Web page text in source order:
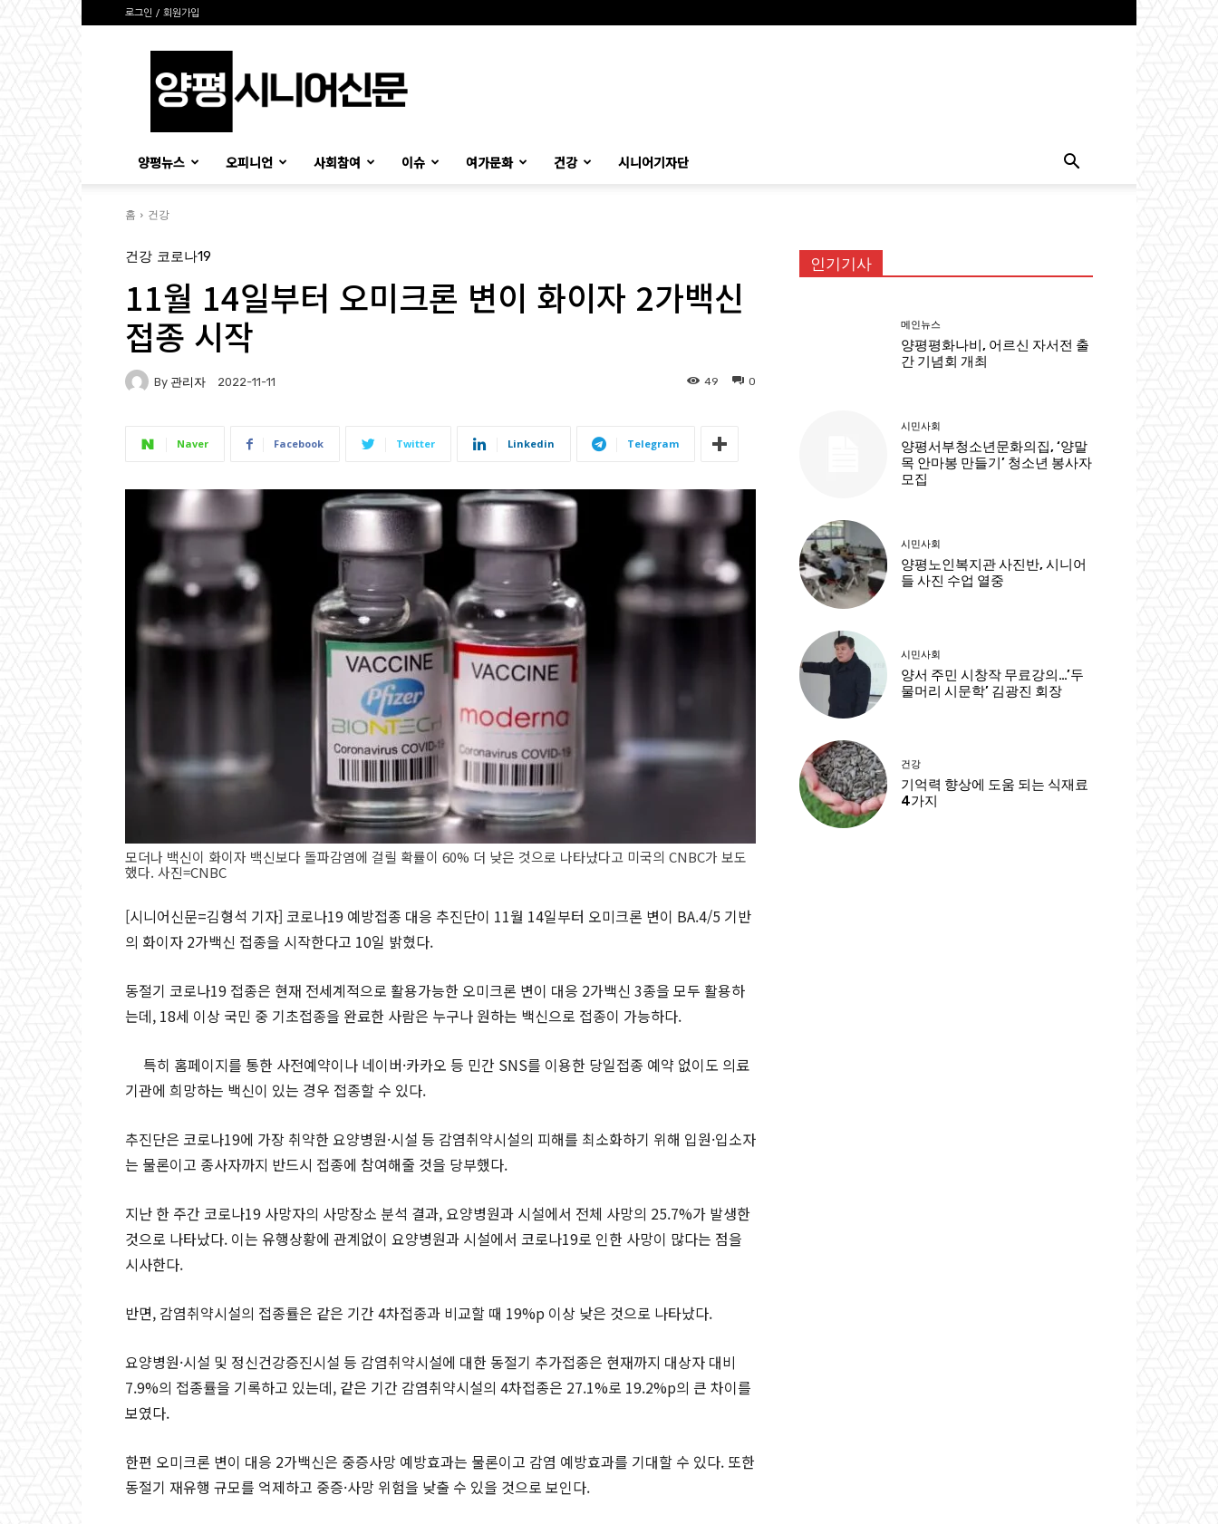
로그인 / 회원가입
시
양평뉴스 오피니언 사회참여 이슈 여가문화 건강 시니어기자단
홈 건강
건강 코로나19
11월 14일부터 오미크론 변이 화이자 2가백신
접종 시작
By 관리자 2022-11-11 0
49
Naver Facebook Twitter Linkedin Telegram
모더나 백신이 화이자 백신보다 돌파감염에 걸릴 확률이 60% 더 낮은 것으로 나타났다고 미국의 CNBC가 보도
했다. 사진=CNBC
[시니어신문=김형석 기자] 코로나19 예방접종 대응 추진단이 11월 14일부터 오미크론 변이 BA.4/5 기반
의 화이자 2가백신 접종을 시작한다고 10일 밝혔다.
동절기 코로나19 접종은 현재 전세계적으로 활용가능한 오미크론 변이 대응 2가백신 3종을 모두 활용하
는데, 18세 이상 국민 중 기초접종을 완료한 사람은 누구나 원하는 백신으로 접종이 가능하다.
특히 홈페이지를 통한 사전예약이나 네이버·카카오 등 민간 SNS를 이용한 당일접종 예약 없이도 의료
기관에 희망하는 백신이 있는 경우 접종할 수 있다.
추진단은 코로나19에 가장 취약한 요양병원·시설 등 감염취약시설의 피해를 최소화하기 위해 입원·입소자
는 물론이고 종사자까지 반드시 접종에 참여해줄 것을 당부했다.
지난 한 주간 코로나19 사망자의 사망장소 분석 결과, 요양병원과 시설에서 전체 사망의 25.7%가 발생한
것으로 나타났다. 이는 유행상황에 관계없이 요양병원과 시설에서 코로나19로 인한 사망이 많다는 점을
시사한다.
반면, 감염취약시설의 접종률은 같은 기간 4차접종과 비교할 때 19%p 이상 낮은 것으로 나타났다.
요양병원·시설 및 정신건강증진시설 등 감염취약시설에 대한 동절기 추가접종은 현재까지 대상자 대비
7.9%의 접종률을 기록하고 있는데, 같은 기간 감염취약시설의 4차접종은 27.1%로 19.2%p의 큰 차이를
보였다.
한편 오미크론 변이 대응 2가백신은 중증사망 예방효과는 물론이고 감염 예방효과를 기대할 수 있다. 또한
동절기 재유행 규모를 억제하고 중증·사망 위험을 낮출 수 있을 것으로 보인다.
인기기사
메인뉴스
양평평화나비, 어르신 자서전 출
간 기념회 개최
시민사회
양평서부청소년문화의집, ‘양말
목 안마봉 만들기’ 청소년 봉사자
모집
시민사회
양평노인복지관 사진반, 시니어
들 사진 수업 열중
시민사회
양서 주민 시창작 무료강의…’두
물머리 시문학’ 김광진 회장
건강
기억력 향상에 도움 되는 식재료
4가지